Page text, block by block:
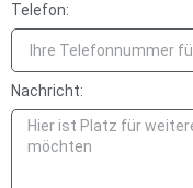
Telefon:
Nachricht: